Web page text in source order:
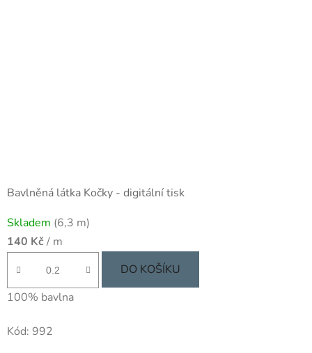
Bavlněná látka Kočky - digitální tisk
Skladem (6,3 m)
140 Kč/ m
DO KOŠÍKU
100% bavlna
Kód: 992